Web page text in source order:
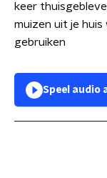
keer
muizen uit je
gebruiken
Speel audio